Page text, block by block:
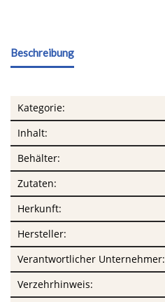
Beschreibung
Kategorie:
Inhalt:
Behälter:
Zutaten:
Herkunft:
Hersteller:
Verantwortlicher Unternehmer:
Verzehrhinweis: